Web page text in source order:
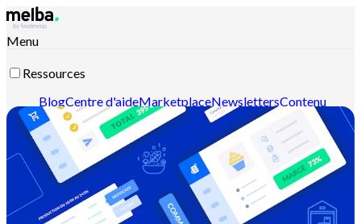
Menu
Ressources
BlogCentre d'aideMarketplaceNewslettersContenu
intelligentDocumentation APIDocumentation MCP
Contactez-nousDécouvrir melba